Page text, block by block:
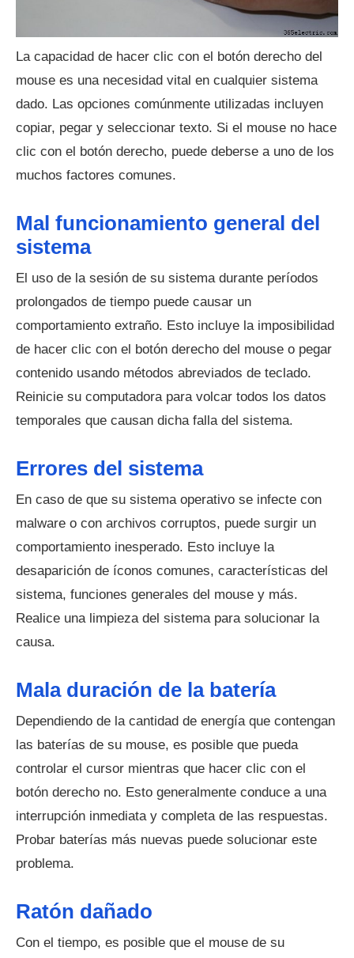
La capacidad de hacer clic con el botón derecho del
mouse es una necesidad vital en cualquier sistema
dado. Las opciones comúnmente utilizadas incluyen
copiar, pegar y seleccionar texto. Si el mouse no hace
clic con el botón derecho, puede deberse a uno de los
muchos factores comunes.
Mal funcionamiento general del
sistema
El uso de la sesión de su sistema durante períodos
prolongados de tiempo puede causar un
comportamiento extraño. Esto incluye la imposibilidad
de hacer clic con el botón derecho del mouse o pegar
contenido usando métodos abreviados de teclado.
Reinicie su computadora para volcar todos los datos
temporales que causan dicha falla del sistema.
Errores del sistema
En caso de que su sistema operativo se infecte con
malware o con archivos corruptos, puede surgir un
comportamiento inesperado. Esto incluye la
desaparición de íconos comunes, características del
sistema, funciones generales del mouse y más.
Realice una limpieza del sistema para solucionar la
causa.
Mala duración de la batería
Dependiendo de la cantidad de energía que contengan
las baterías de su mouse, es posible que pueda
controlar el cursor mientras que hacer clic con el
botón derecho no. Esto generalmente conduce a una
interrupción inmediata y completa de las respuestas.
Probar baterías más nuevas puede solucionar este
problema.
Ratón dañado
Con el tiempo, es posible que el mouse de su